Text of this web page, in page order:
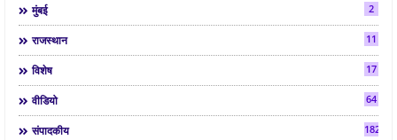
मुंबई 2
राजस्थान 11
विशेष 17
वीडियो 64
संपादकीय 182